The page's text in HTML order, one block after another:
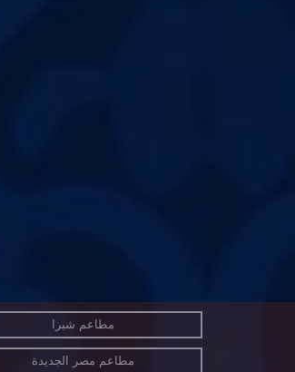
مطاعم شبرا
مطاعم مصر الجديدة